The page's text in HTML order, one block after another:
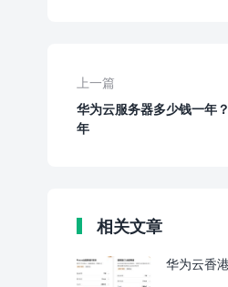
上一篇
华为云服务器多少钱一年
年
相关文章
华为云香